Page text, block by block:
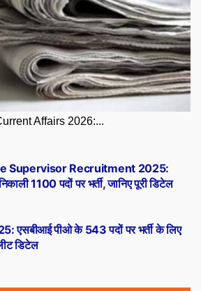
Affairs 2026:...
एसबीआई पीओ के 543 पदों पर भर्ती के लिए
डिटेल
Supervisor Recruitment 2025:
1100 पदों पर भर्ती, जानिए पूरी डिटेल